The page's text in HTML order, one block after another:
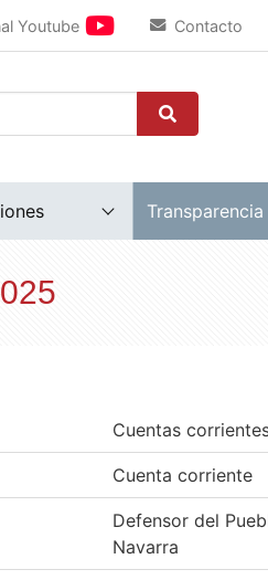
Youtube Contacto
Transparencia
Cuentas
Cuenta corriente
Defensor del
Navarra